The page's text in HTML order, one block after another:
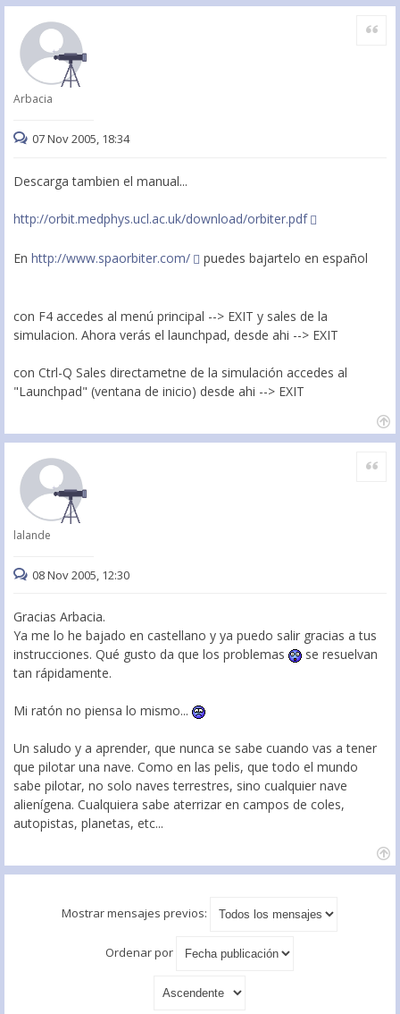
Arbacia
Citar
07 Nov 2005, 18:34
Descarga tambien el manual...
http://orbit.medphys.ucl.ac.uk/download/orbiter.pdf
En http://www.spaorbiter.com/ puedes bajartelo en español
con F4 accedes al menú principal --> EXIT y sales de la
simulacion. Ahora verás el launchpad, desde ahi --> EXIT
con Ctrl-Q Sales directametne de la simulación accedes al
"Launchpad" (ventana de inicio) desde ahi --> EXIT
lalande
Citar
08 Nov 2005, 12:30
Gracias Arbacia.
Ya me lo he bajado en castellano y ya puedo salir gracias a tus
instrucciones. Qué gusto da que los problemas
se resuelvan
tan rápidamente.
Mi ratón no piensa lo mismo...
Un saludo y a aprender, que nunca se sabe cuando vas a tener
que pilotar una nave. Como en las pelis, que todo el mundo
sabe pilotar, no solo naves terrestres, sino cualquier nave
alienígena. Cualquiera sabe aterrizar en campos de coles,
autopistas, planetas, etc...
Mostrar mensajes previos:
Ordenar por